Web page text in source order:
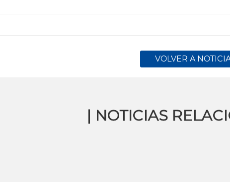
VOLVER A
| NOTICIAS